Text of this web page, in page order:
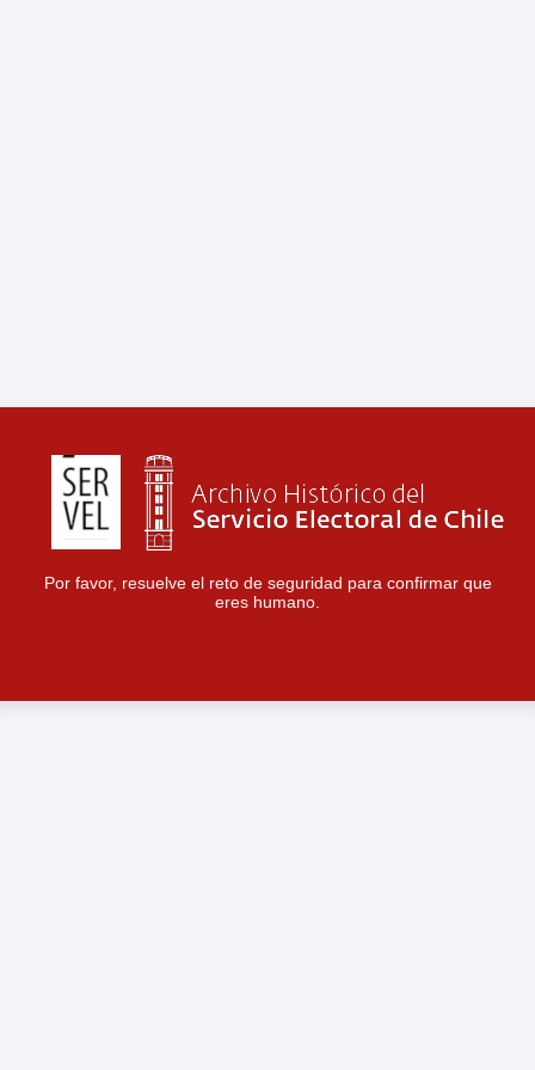
Por favor, resuelve el reto de seguridad para confirmar que
eres humano.